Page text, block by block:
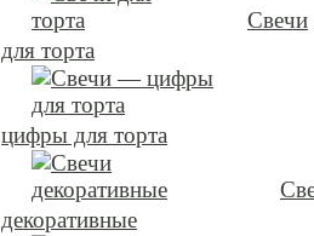
Свечи
для торта
цифры для торта
декоративные